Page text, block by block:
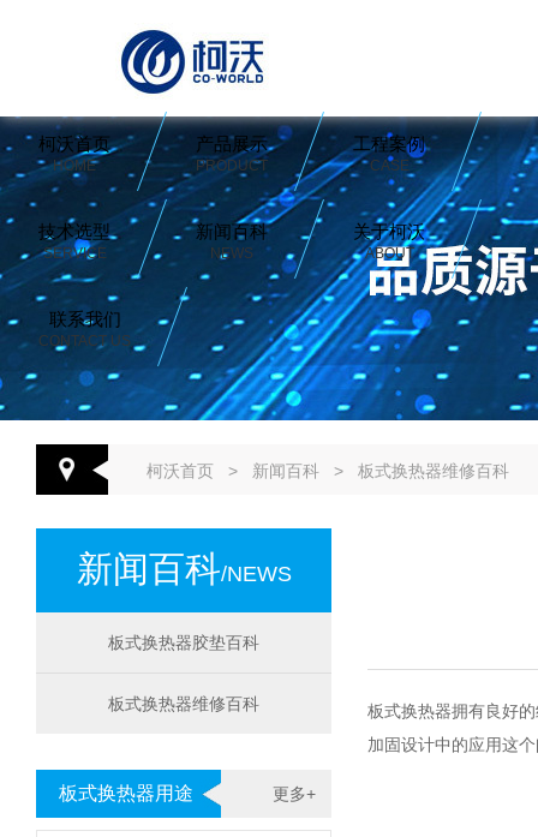
柯沃首页
HOME
产品展示
PRODUCT
工程案例
CASE
技术选型
SERVICE
新闻百科
NEWS
关于柯沃
ABOUT
联系我们
CONTACT US
柯沃首页 > 新闻百科 > 板式换热器维修百科
新闻百科/NEWS
板式换热器胶垫百科
板式换热器维修百科
更多+
板式换热器用途
板式换热器拥有良好
加固设计中的应用这